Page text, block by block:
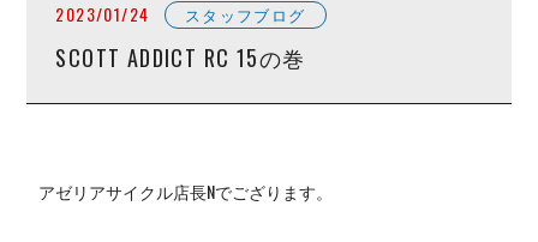
2023/01/24 スタッフブログ
SCOTT ADDICT RC 15の巻
アゼリアサイクル店長Nでござります。